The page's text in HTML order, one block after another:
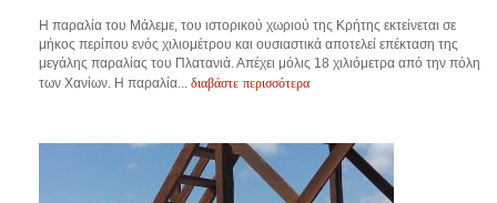
Η παραλία του Μάλεμε, του ιστορικού χωριού της Κρήτης εκτείνεται σε
μήκος περίπου ενός χιλιομέτρου και ουσιαστικά αποτελεί επέκταση της
μεγάλης παραλίας του Πλατανιά. Απέχει μόλις 18 χιλιόμετρα από την πόλη
των Χανίων. Η παραλία... διαβάστε περισσότερα